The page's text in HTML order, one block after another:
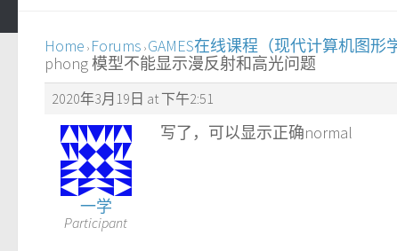
Home › Forums › GAMES在线课程（现代计算机图形
phong 模型不能显示漫反射和高光问题
2020年3月19日 at 下午2:51
一学
Participant
写了，可以显示正确normal